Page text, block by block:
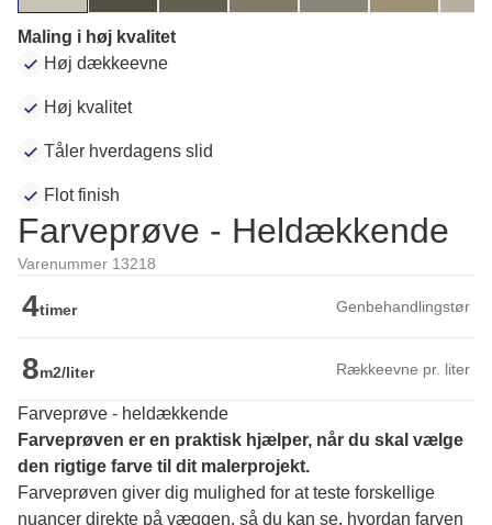
Maling i høj kvalitet
Høj dækkeevne
Høj kvalitet
Tåler hverdagens slid
Flot finish
Farveprøve - Heldækkende
Varenummer 13218
4timer Genbehandlingstør
8m2/liter Rækkeevne pr. liter
Farveprøve - heldækkende
Farveprøven er en praktisk hjælper, når du skal vælge
den rigtige farve til dit malerprojekt.
Farveprøven giver dig mulighed for at teste forskellige
nuancer direkte på væggen, så du kan se, hvordan farven